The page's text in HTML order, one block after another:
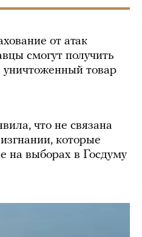
от атак
смогут получить
уничтоженный товар
что не связана
которые
на выборах в Госдуму